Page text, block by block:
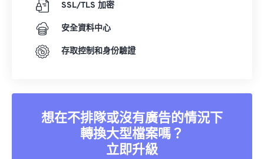
SSL/TLS 加密
安全資料中心
存取控制和身份驗證
想在不排隊或沒有廣告的情況下
轉換大型檔案嗎？
立即升級